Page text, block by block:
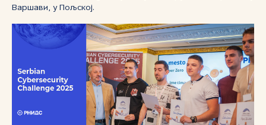
Варшави, у Пољској.